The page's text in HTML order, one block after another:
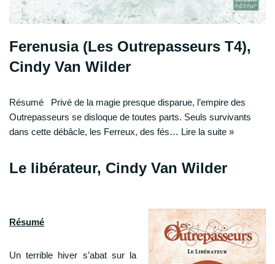
Ferenusia (Les Outrepasseurs T4),
Cindy Van Wilder
Résumé Privé de la magie presque disparue, l’empire des
Outrepasseurs se disloque de toutes parts. Seuls survivants
dans cette débâcle, les Ferreux, des fés… Lire la suite »
Le libérateur, Cindy Van Wilder
Résumé
Un terrible hiver s’abat sur la